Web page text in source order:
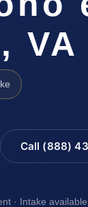
VA
Call (888)
· Intake